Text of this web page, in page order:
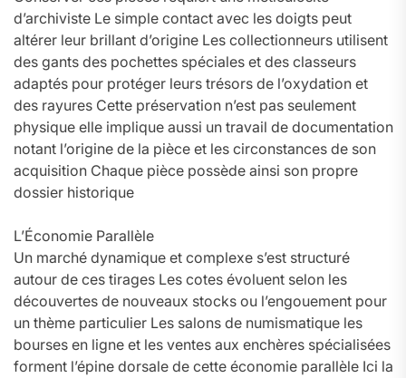
d’archiviste Le simple contact avec les doigts peut
altérer leur brillant d’origine Les collectionneurs utilisent
des gants des pochettes spéciales et des classeurs
adaptés pour protéger leurs trésors de l’oxydation et
des rayures Cette préservation n’est pas seulement
physique elle implique aussi un travail de documentation
notant l’origine de la pièce et les circonstances de son
acquisition Chaque pièce possède ainsi son propre
dossier historique
L’Économie Parallèle
Un marché dynamique et complexe s’est structuré
autour de ces tirages Les cotes évoluent selon les
découvertes de nouveaux stocks ou l’engouement pour
un thème particulier Les salons de numismatique les
bourses en ligne et les ventes aux enchères spécialisées
forment l’épine dorsale de cette économie parallèle Ici la